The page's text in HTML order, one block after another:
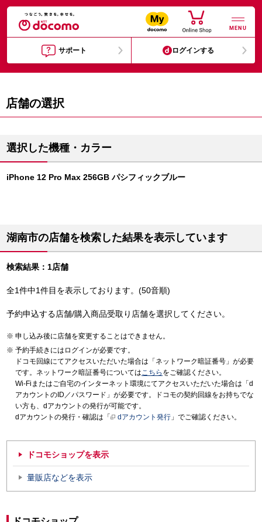
MENU
サポート ログインする
店舗の選択
選択した機種・カラー
iPhone 12 Pro Max 256GB パシフィックブルー
湖南市の店舗を検索した結果を表示しています
検索結果：1店舗
全1件中1件目を表示しております。(50音順)
予約申込する店舗/購入商品受取り店舗を選択してください。
申し込み後に店舗を変更することはできません。
予約手続きにはログインが必要です。
ドコモ回線にてアクセスいただいた場合は「ネットワーク暗証番号」が必要
です。ネットワーク暗証番号についてはこちら をご確認ください。
Wi-Fiまたはご自宅のインターネット環境にてアクセスいただいた場合は「d
アカウントのID／パスワード」が必要です。ドコモの契約回線をお持ちでな
い方も、dアカウントの発行が可能です。
dアカウントの発行・確認は「
dアカウント発行 」でご確認ください。
ドコモショップを表示
量販店などを表示